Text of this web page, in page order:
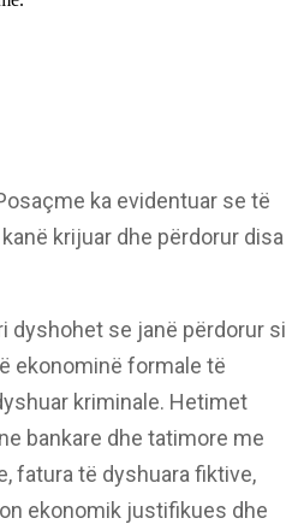
ka evidentuar se të
krijuar dhe përdorur disa
dyshohet se janë përdorur si
ekonominë formale të
kriminale. Hetimet
bankare dhe tatimore me
fatura të dyshuara fiktive,
ekonomik justifikues dhe